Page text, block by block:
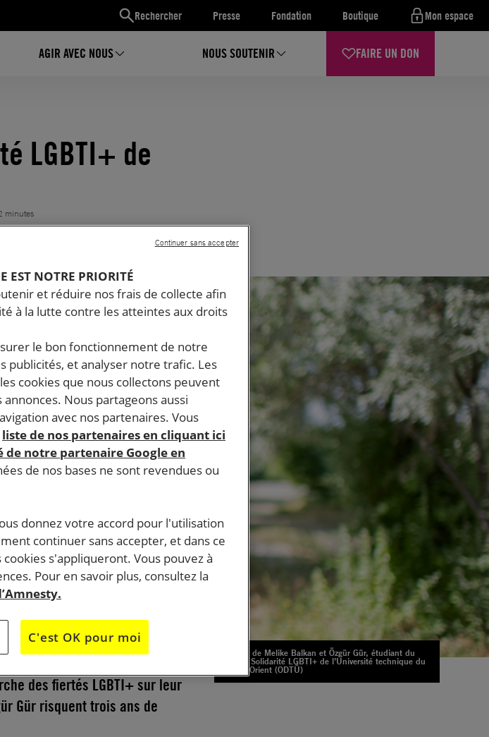
Rechercher Presse Fondation Boutique Mon espace
AGIR AVEC NOUS NOUS SOUTENIR FAIRE UN DON
LGBTI+ de
minutes
Portrait de Melike Balkan et Özgür Gür, étudiant du
groupe Solidarité LGBTI+ de l’Université technique du
Moyen-Orient (ODTÜ)
des fiertés LGBTI+ sur leur
Gür risquent trois ans de
EST NOTRE PRIORITÉ
et réduire nos frais de collecte afin
à la lutte contre les atteintes aux droits
le bon fonctionnement de notre
publicités, et analyser notre trafic. Les
cookies que nous collectons peuvent
Nous partageons aussi
avec nos partenaires. Vous
liste de nos partenaires en cliquant ici
notre partenaire Google en
de nos bases ne sont revendues ou
donnez votre accord pour l'utilisation
continuer sans accepter, et dans ce
s'appliqueront. Vous pouvez à
Pour en savoir plus, consultez la
C'est OK pour moi
Continuer sans accepter